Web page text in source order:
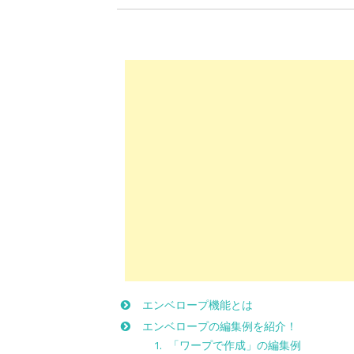
エンベロープ機能とは
エンベロープの編集例を紹介！
「ワープで作成」の編集例